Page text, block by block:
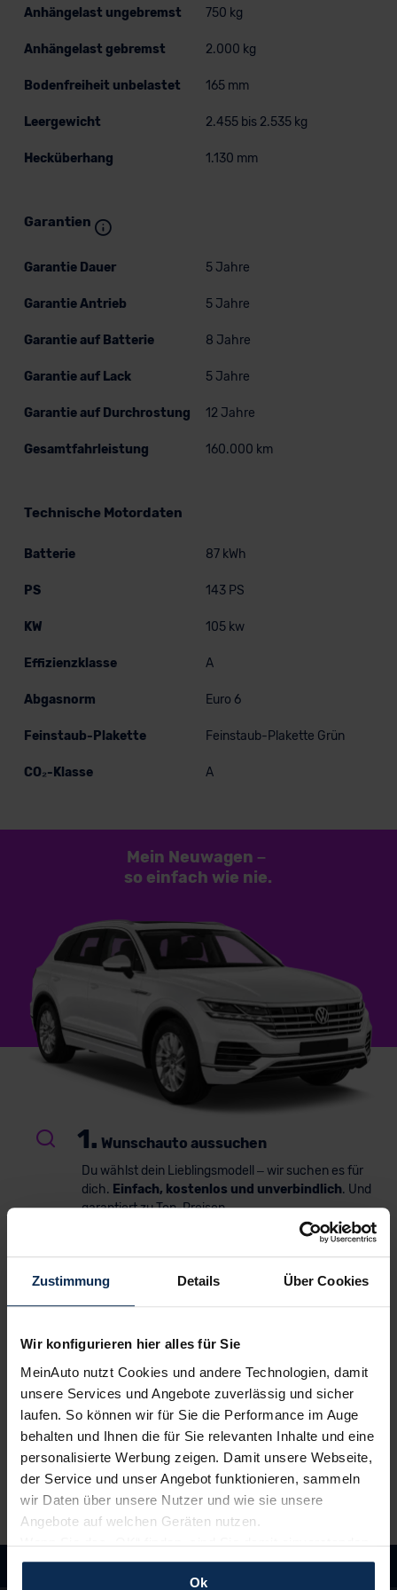
Zustimmung Details Über Cookies
Wir konfigurieren hier alles für Sie
MeinAuto nutzt Cookies und andere Technologien, damit
unsere Services und Angebote zuverlässig und sicher
laufen. So können wir für Sie die Performance im Auge
behalten und Ihnen die für Sie relevanten Inhalte und eine
personalisierte Werbung zeigen. Damit unsere Webseite,
der Service und unser Angebot funktionieren, sammeln
wir Daten über unsere Nutzer und wie sie unsere
Angebote auf welchen Geräten nutzen.
Wenn Sie das „OK“ finden, sind Sie damit einverstanden
und erlauben uns Cookies für unseren Service zu
verwenden und diese Daten an Dritte weiterzugeben,
Ok
Anhängelast ungebremst 750 kg
Anhängelast gebremst 2.000 kg
Bodenfreiheit unbelastet 165 mm
Leergewicht 2.455 bis 2.535 kg
Hecküberhang 1.130 mm
Garantien
Garantie Dauer 5 Jahre
Garantie Antrieb 5 Jahre
Garantie auf Batterie 8 Jahre
Garantie auf Lack 5 Jahre
Garantie auf Durchrostung 12 Jahre
Gesamtfahrleistung 160.000 km
Technische Motordaten
Batterie 87 kWh
PS 143 PS
KW 105 kw
Effizienzklasse A
Abgasnorm Euro 6
Feinstaub-Plakette Feinstaub-Plakette Grün
CO₂-Klasse A
Mein Neuwagen –
so einfach wie nie.
1. Wunschauto aussuchen
Du wählst dein Lieblingsmodell – wir suchen es für
dich. Einfach, kostenlos und unverbindlich. Und
garantiert zu Top-Preisen.
2.Bestes Angebot wählen
Du erhältst ein individuelles Angebot– inklusive
kompetenter Beratung und
Neuwagen, ganz einfach online.
3.Einfach losfahren
Wir lieferndeinen Neuwagen – auf Wunsch sogar
vor die Haustür. Und auch während der Laufzeit
genießt du alle Vorteile von MeinAuto.de wie zum
Beispielfreie Werkstattwahlund persönlichen
Ansprechpartner.